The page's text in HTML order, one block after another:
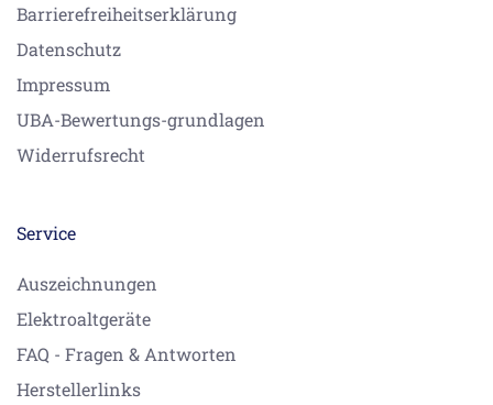
Barrierefreiheitserklärung
Datenschutz
Impressum
UBA-Bewertungs-grundlagen
Widerrufsrecht
Service
Auszeichnungen
Elektroaltgeräte
FAQ - Fragen & Antworten
Herstellerlinks